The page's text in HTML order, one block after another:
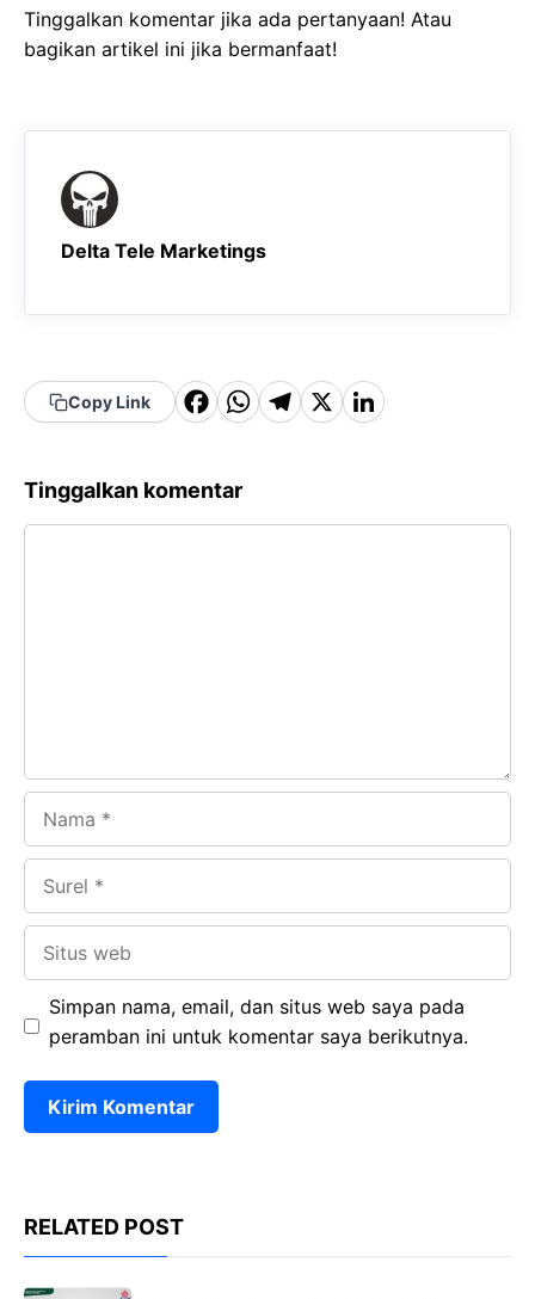
Tinggalkan komentar jika ada pertanyaan! Atau
bagikan artikel ini jika bermanfaat!
Delta Tele Marketings
Copy Link
F
c
e
W
a
t
T
g
X Li
e
Tinggalkan komentar
Simpan nama, email, dan situs web saya pada
peramban ini untuk komentar saya berikutnya.
RELATED POST